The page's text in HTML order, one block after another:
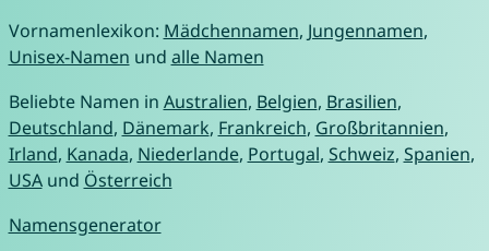
Vornamenlexikon: Mädchennamen, Jungennamen,
Unisex-Namen und alle Namen
Beliebte Namen in Australien, Belgien, Brasilien,
Deutschland, Dänemark, Frankreich, Großbritannien,
Irland, Kanada, Niederlande, Portugal, Schweiz, Spanien,
USAund Österreich
Namensgenerator